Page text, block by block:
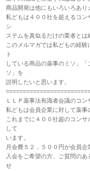
商品開発は他にもいろいろあり
私どもは４００社を超えるコ
シ
ステムを真似るだけの業者とは
このメルマガでは私どもの経
ト
している商品の薬事のミソ」
ソ」を
説明したいと思います。
ＬＬＰ薬事法有識者会議のコン
私どもは会員企業に対して薬事
これまでに４００社超のコン
して
います。
月会費５２，５００円が会員企
入会をご希望の方、ご質問の
せ